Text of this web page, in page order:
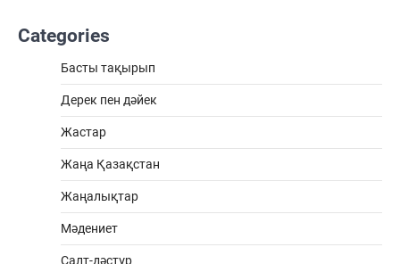
Categories
Басты тақырып
Дерек пен дәйек
Жастар
Жаңа Қазақстан
Жаңалықтар
Мәдениет
Салт-дәстүр